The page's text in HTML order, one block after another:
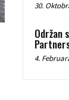
30.
Održan
4.